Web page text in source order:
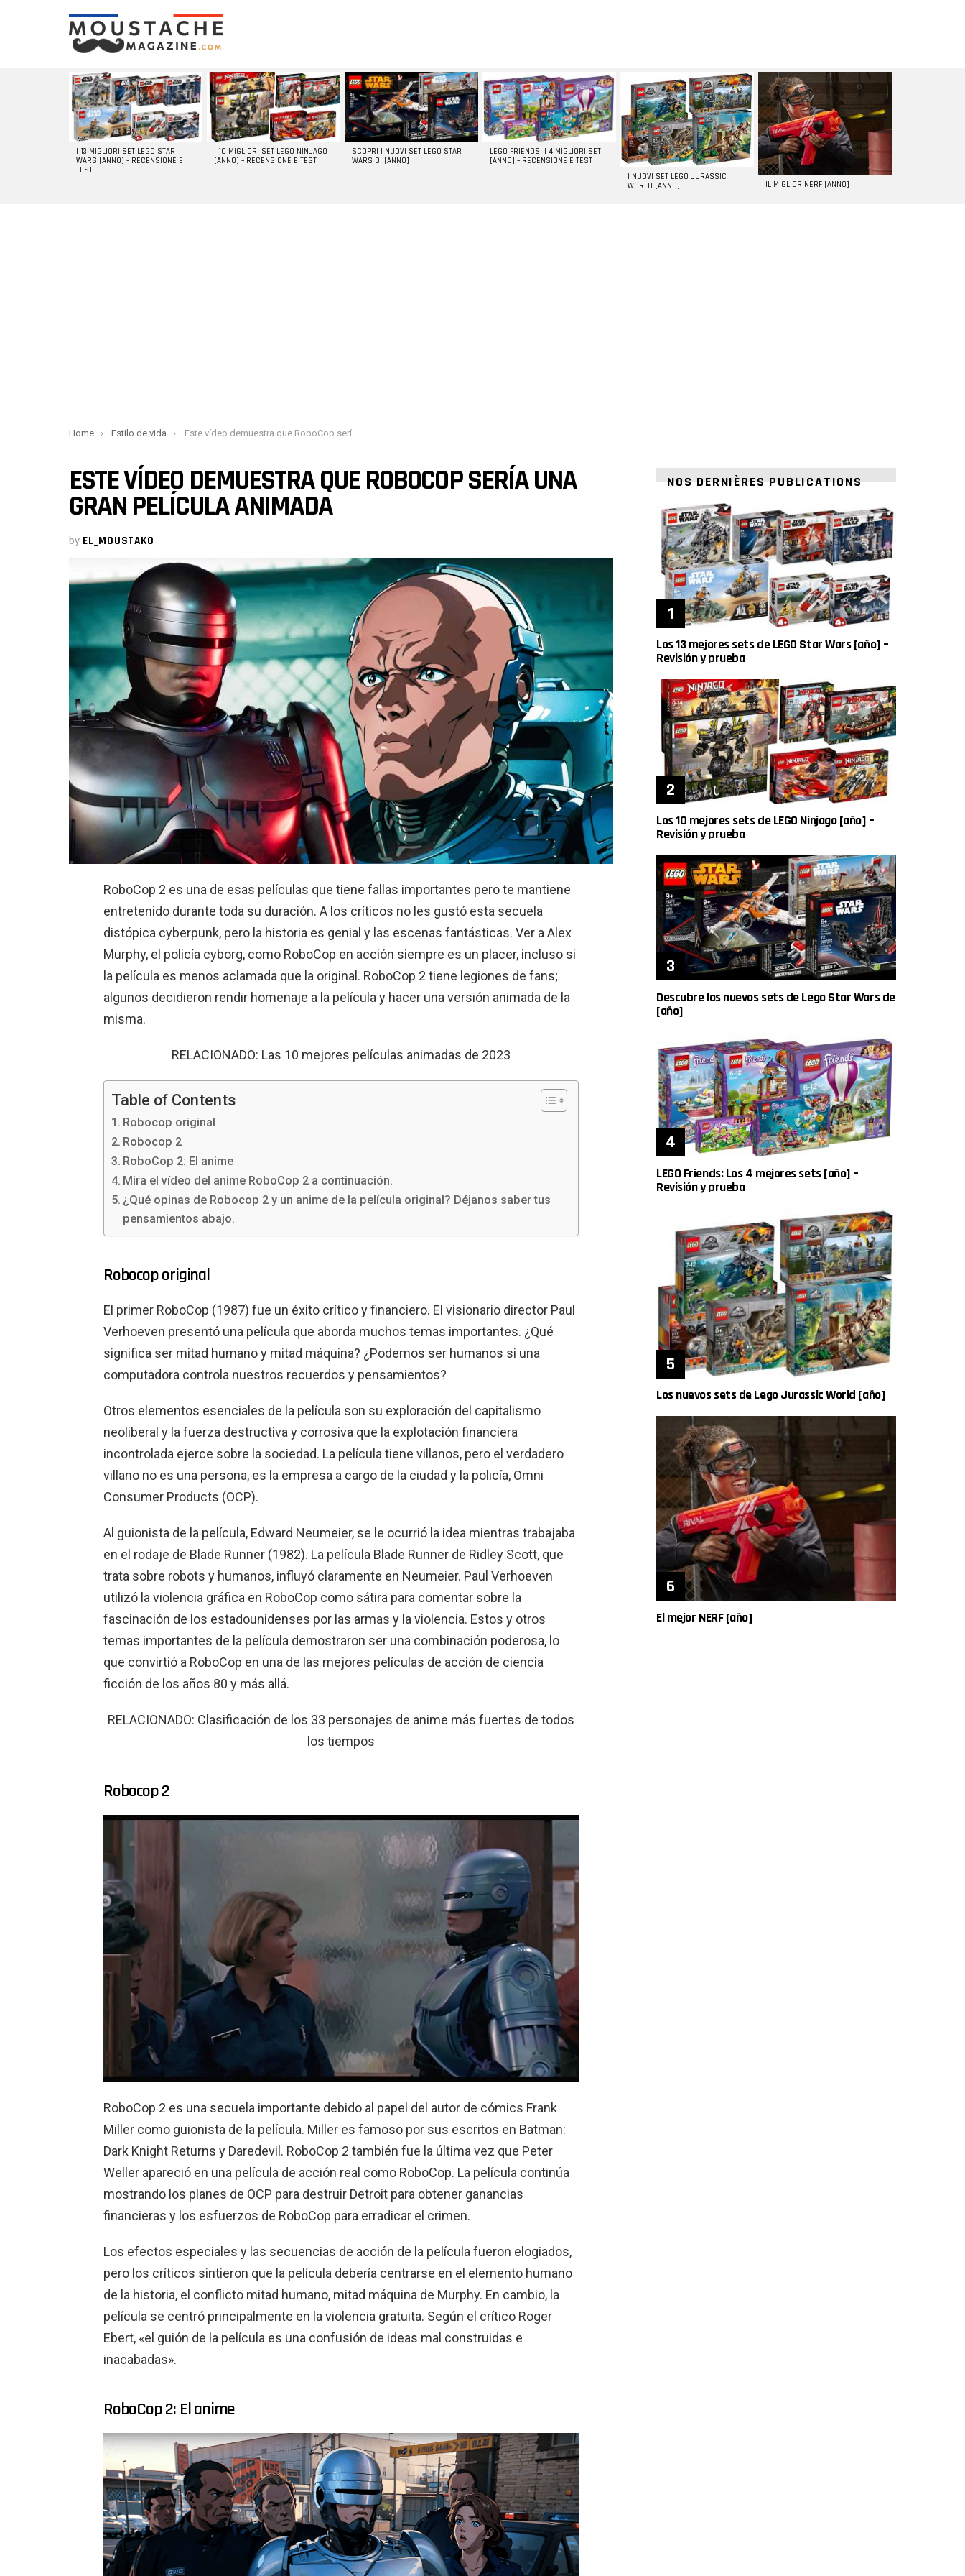
LATEST
STORIES
I 13 MIGLIORI SET LEGO STAR
WARS [ANNO] – RECENSIONE E
TEST
I 10 MIGLIORI SET LEGO NINJAGO
[ANNO] – RECENSIONE E TEST
SCOPRI I NUOVI SET LEGO STAR
WARS DI [ANNO]
LEGO FRIENDS: I 4 MIGLIORI SET
[ANNO] – RECENSIONE E TEST
I NUOVI SET LEGO JURASSIC
WORLD [ANNO]
IL MIGLIOR NERF [ANNO]
You are here:
Home Estilo de vida Este vídeo demuestra que RoboCop sería una gran película animada
ESTE VÍDEO DEMUESTRA QUE ROBOCOP SERÍA UNA
GRAN PELÍCULA ANIMADA
by EL_MOUSTAKO
RoboCop 2 es una de esas películas que tiene fallas importantes pero te mantiene
entretenido durante toda su duración. A los críticos no les gustó esta secuela
distópica cyberpunk, pero la historia es genial y las escenas fantásticas. Ver a Alex
Murphy, el policía cyborg, como RoboCop en acción siempre es un placer, incluso si
la película es menos aclamada que la original. RoboCop 2 tiene legiones de fans;
algunos decidieron rendir homenaje a la película y hacer una versión animada de la
misma.
RELACIONADO: Las 10 mejores películas animadas de 2023
Table of Contents
Robocop original
Robocop 2
RoboCop 2: El anime
Mira el vídeo del anime RoboCop 2 a continuación.
¿Qué opinas de Robocop 2 y un anime de la película original? Déjanos saber tus
pensamientos abajo.
Robocop original
El primer RoboCop (1987) fue un éxito crítico y financiero. El visionario director Paul
Verhoeven presentó una película que aborda muchos temas importantes. ¿Qué
significa ser mitad humano y mitad máquina? ¿Podemos ser humanos si una
computadora controla nuestros recuerdos y pensamientos?
Otros elementos esenciales de la película son su exploración del capitalismo
neoliberal y la fuerza destructiva y corrosiva que la explotación financiera
incontrolada ejerce sobre la sociedad. La película tiene villanos, pero el verdadero
villano no es una persona, es la empresa a cargo de la ciudad y la policía, Omni
Consumer Products (OCP).
Al guionista de la película, Edward Neumeier, se le ocurrió la idea mientras trabajaba
en el rodaje de Blade Runner (1982). La película Blade Runner de Ridley Scott, que
trata sobre robots y humanos, influyó claramente en Neumeier. Paul Verhoeven
utilizó la violencia gráfica en RoboCop como sátira para comentar sobre la
fascinación de los estadounidenses por las armas y la violencia. Estos y otros
temas importantes de la película demostraron ser una combinación poderosa, lo
que convirtió a RoboCop en una de las mejores películas de acción de ciencia
ficción de los años 80 y más allá.
RELACIONADO: Clasificación de los 33 personajes de anime más fuertes de todos
los tiempos
Robocop 2
RoboCop 2 es una secuela importante debido al papel del autor de cómics Frank
Miller como guionista de la película. Miller es famoso por sus escritos en Batman:
Dark Knight Returns y Daredevil. RoboCop 2 también fue la última vez que Peter
Weller apareció en una película de acción real como RoboCop. La película continúa
mostrando los planes de OCP para destruir Detroit para obtener ganancias
financieras y los esfuerzos de RoboCop para erradicar el crimen.
Los efectos especiales y las secuencias de acción de la película fueron elogiados,
pero los críticos sintieron que la película debería centrarse en el elemento humano
de la historia, el conflicto mitad humano, mitad máquina de Murphy. En cambio, la
película se centró principalmente en la violencia gratuita. Según el crítico Roger
Ebert, «el guión de la película es una confusión de ideas mal construidas e
inacabadas».
RoboCop 2: El anime
NOS DERNIÈRES PUBLICATIONS
Los 13 mejores sets de LEGO Star Wars [año] –
Revisión y prueba
Los 10 mejores sets de LEGO Ninjago [año] –
Revisión y prueba
Descubre los nuevos sets de Lego Star Wars de
[año]
LEGO Friends: Los 4 mejores sets [año] –
Revisión y prueba
Los nuevos sets de Lego Jurassic World [año]
El mejor NERF [año]